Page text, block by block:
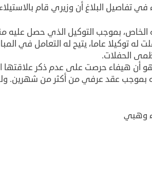
تفاصيل البلاغ أن وزيري قام
الخاص، بموجب التوكيل الذي حصل عليه
له توكيلا عاما، يتيح له التعامل في
الحفلات.
هو أن هيفاء حرصت على عدم ذكر علاقتها
بموجب عقد عرفي من أكثر من شهرين.